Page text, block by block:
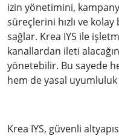
izin yönetimini,
süreçlerini hızlı ve
sağlar. Krea IYS ile
kanallardan ileti
yönetebilir. Bu sayede
hem de yasal uyumluluk
Krea IYS, güvenli